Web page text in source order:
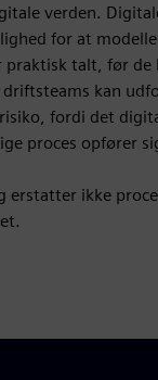
verden.
for at
talt, før de
kan
fordi det
proces opfører
erstatter ikke